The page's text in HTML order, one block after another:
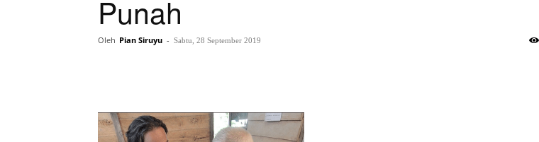
Punah
Oleh Pian Siruyu - Sabtu, 28 September 2019